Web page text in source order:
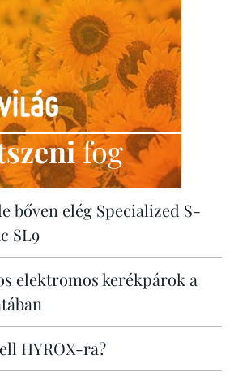
fog
bőven elég Specialized S-
SL9
elektromos kerékpárok a
HYROX-ra?